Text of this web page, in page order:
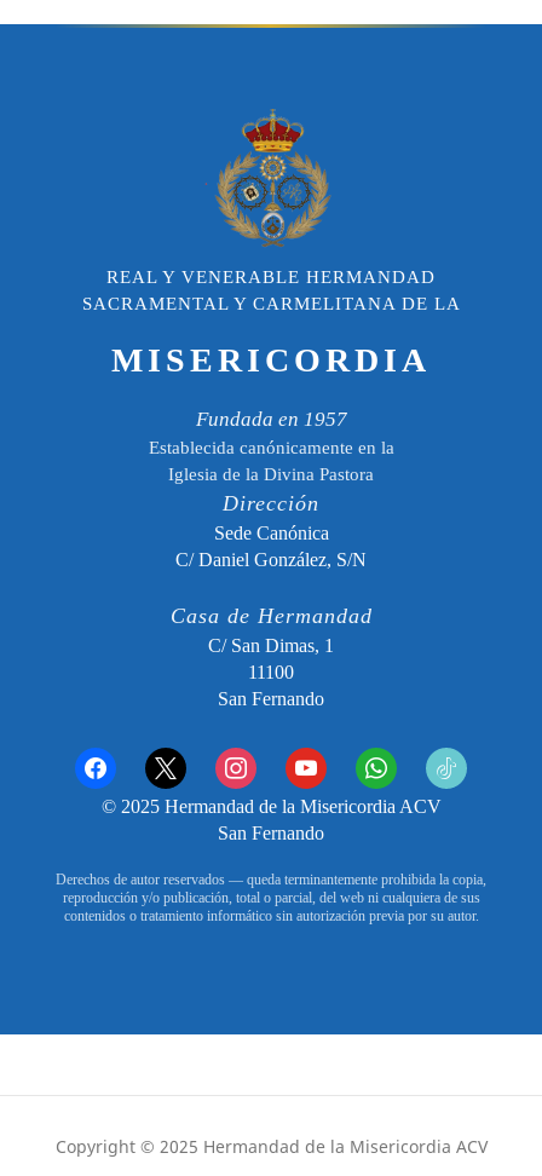
REAL Y VENERABLE HERMANDAD
SACRAMENTAL Y CARMELITANA DE LA
MISERICORDIA
Fundada en 1957
Establecida canónicamente en la
Iglesia de la Divina Pastora
Dirección
Sede Canónica
C/ Daniel González, S/N
Casa de Hermandad
C/ San Dimas, 1
11100
San Fernando
facebook x instagramyoutube whatsapp tiktok2
© 2025 Hermandad de la Misericordia ACV
San Fernando
Derechos de autor reservados — queda terminantemente prohibida la copia,
reproducción y/o publicación, total o parcial, del web ni cualquiera de sus
contenidos o tratamiento informático sin autorización previa por su autor.
Copyright © 2025 Hermandad de la Misericordia ACV